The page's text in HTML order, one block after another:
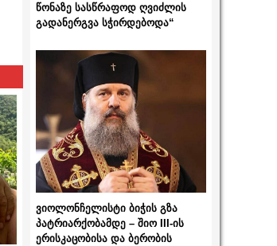
წონაზე სასწრაფოდ ღვიძლის
გადანერგვა სჭირდებოდა“
ვიოლონჩელისტი ბიჭის გზა
პატრიარქობამდე – შიო III-ის
ერისკაცობისა და ბერობის